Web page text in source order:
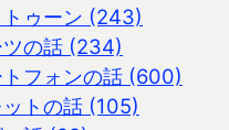
トゥーン (243)
ツの話 (234)
トフォンの話 (600)
ットの話 (105)